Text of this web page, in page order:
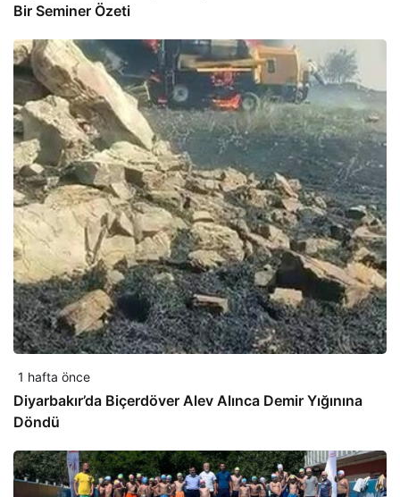
Bir Seminer Özeti
1 hafta önce
Diyarbakır’da Biçerdöver Alev Alınca Demir Yığınına
Döndü